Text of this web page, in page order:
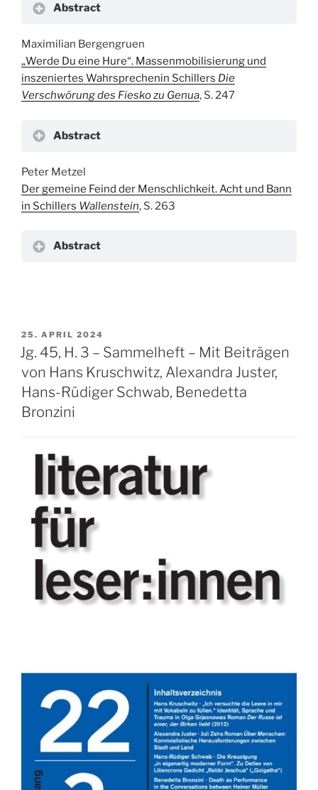
Abstract
Maximilian Bergengruen
„Werde Du eine Hure“. Massenmobilisierung und
inszeniertes Wahrsprechenin Schillers Die
Verschwörung des Fiesko zu Genua, S. 247
Abstract
Peter Metzel
Der gemeine Feind der Menschlichkeit. Acht und Bann
in Schillers Wallenstein, S. 263
Abstract
VERÖFFENTLICHT
AM
25. APRIL 2024
Jg. 45, H. 3 – Sammelheft – Mit Beiträgen
von Hans Kruschwitz, Alexandra Juster,
Hans-Rüdiger Schwab, Benedetta
Bronzini